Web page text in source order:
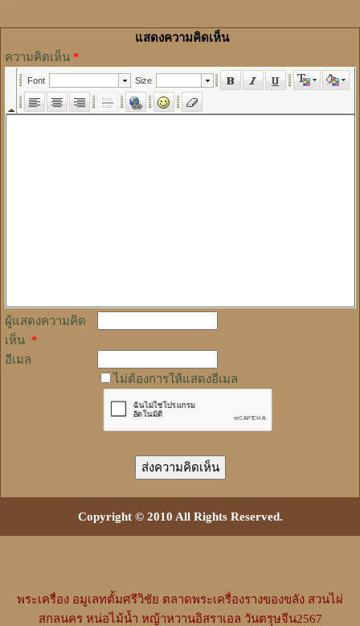
แสดงความคิดเห็น
ความคิดเห็น *
ผู้แสดงความคิด
เห็น *
อีเมล
ไม่ต้องการให้แสดงอีเมล
Copyright © 2010 All Rights Reserved.
พระเครื่อง อมูเลทตั้มศรีวิชัย ตลาดพระเครื่องรางของขลัง สวนไผ่
สกลนคร หน่อไม้น้ำ หญ้าหวานอิสราเอล วันตรุษจีน2567